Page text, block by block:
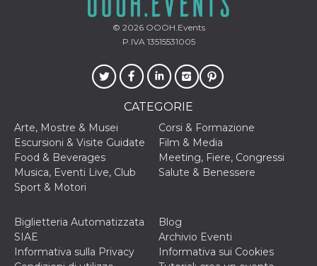
© 2026OOOH.Events
P.IVA 13515531005
CATEGORIE
Arte, Mostre & Musei
Corsi & Formazione
Escursioni & Visite Guidate
Film & Media
Food & Beverages
Meeting, Fiere, Congressi
Musica, Eventi Live, Club
Salute & Benessere
Sport & Motori
Biglietteria Automatizzata
SIAE
Blog
Archivio Eventi
Informativa sulla Privacy
Informativa sui Cookies